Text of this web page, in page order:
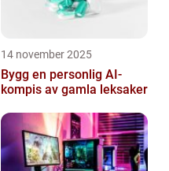
14 november 2025
Bygg en personlig AI-
kompis av gamla leksaker